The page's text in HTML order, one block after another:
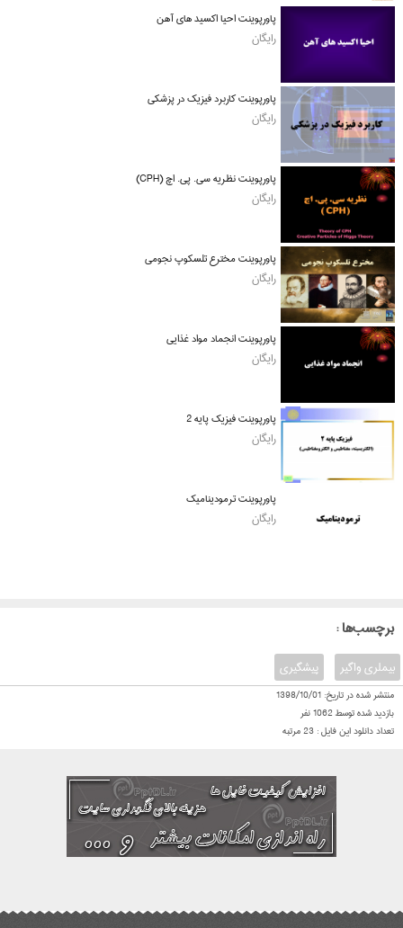
پاورپوینت احیا اکسید های آهن
رایگان
پاورپوینت کاربرد فیزیک در پزشکی
رایگان
پاورپوینت نظریه سی. پی. اچ (CPH)
رایگان
پاورپوینت مخترع تلسکوپ نجومی
رایگان
پاورپوینت انجماد مواد غذایی
رایگان
پاورپوینت فیزیک پایه 2
رایگان
پاورپوینت ترمودینامیک
رایگان
: برچسب‌ها
پیشگیری بیملری واگیر
منتشر شده در تاریخ: 1398/10/01
بازدید شده توسط1062نفر
تعداد دانلود این فایل : 23مرتبه